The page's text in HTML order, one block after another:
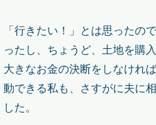
「行きたい！」とは思ったの
ったし、ちょうど、土地を購
大きなお金の決断をしなけれ
動できる私も、さすがに夫に
した。